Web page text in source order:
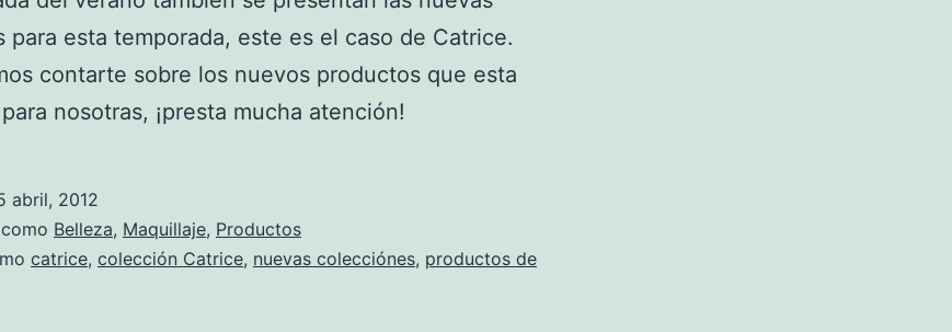
para esta temporada, este es el caso de Catrice.
contarte sobre los nuevos productos que esta
nosotras, ¡presta mucha atención!
abril, 2012
Belleza, Maquillaje, Productos
catrice, colección Catrice, nuevas colecciónes, productos de